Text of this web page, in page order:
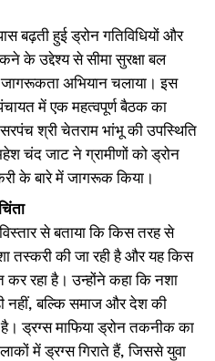
बढ़ती हुई ड्रोन गतिविधियों और
के उद्देश्य से सीमा सुरक्षा बल
अभियान चलाया। इस
में एक महत्वपूर्ण बैठक का
श्री चेतराम भांभू की उपस्थिति
चंद जाट ने ग्रामीणों को ड्रोन
के बारे में जागरूक किया।
से बताया कि किस तरह से
तस्करी की जा रही है और यह किस
रहा है। उन्होंने कहा कि नशा
नहीं, बल्कि समाज और देश की
ड्रग्स माफिया ड्रोन तकनीक का
में ड्रग्स गिराते हैं, जिससे युवा